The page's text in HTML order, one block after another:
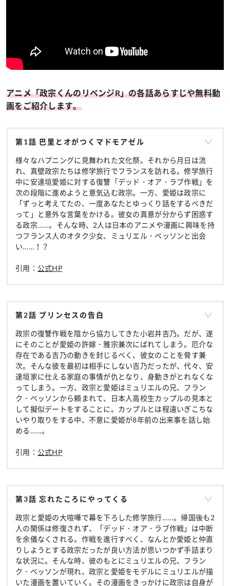
アニメ「政宗くんのリベンジR」の各話あらすじや無料動
画をご紹介します。
第1話 巴里とオがつくマドモアゼル
様々なハプニングに見舞われた文化祭。それから月日は流
れ、真壁政宗たちは修学旅行でフランスを訪れる。修学旅行
中に安達垣愛姫に対する復讐「デッド・オア・ラブ作戦」を
次の段階に進めようと意気込む政宗。一方、愛姫は政宗に
「ずっと考えてたの、一度あなたとゆっくり話をするべきだ
って」と意外な言葉をかける。彼女の真意が分からず困惑す
る政宗……。そんな時、2人は日本のアニメや漫画に興味を持
つフランス人のオタク少女、ミュリエル・ベッソンと出会
い……！？
引用： 公式HP
第2話 プリンセスの告白
政宗の復讐作戦を陰から協力してきた小岩井吉乃。だが、遂
にそのことが愛姫の許嫁・雅宗兼次にばれてしまう。厄介な
存在である吉乃の動きを封じるべく、彼女のことを脅す兼
次。そんな彼を最初は相手にしない吉乃だったが、代々、安
達垣家に仕える家庭の事情が仇となり、身動きがとれなくな
ってしまう。一方、政宗と愛姫はミュリエルの兄、フラン
ク・ベッソンから頼まれて、日本人高校生カップルの見本と
して擬似デートをすることに。カップルとは程遠いぎこちな
いやり取りをする中、不意に愛姫が8年前の出来事を話し始
める……。
引用： 公式HP
第3話 忘れたころにやってくる
政宗と愛姫の大喧嘩で幕を下ろした修学旅行……。帰国後も2
人の関係は修復されず、「デッド・オア・ラブ作戦」は中断
を余儀なくされる。作戦を進行すべく、なんとか愛姫と仲直
りしようとする政宗だったが良い方法が思いつかず手詰まり
な状況に。そんな時、彼のもとにミュリエルの兄、フラン
ク・ベッソンが現れ、政宗と愛姫をモデルにミュリエルが描
いた漫画を置いていく。その漫画をきっかけに政宗は自身が